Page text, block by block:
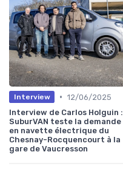
Interview • 12/06/2025
Interview de Carlos Holguin :
SuburVAN teste la demande
en navette électrique du
Chesnay-Rocquencourt à la
gare de Vaucresson